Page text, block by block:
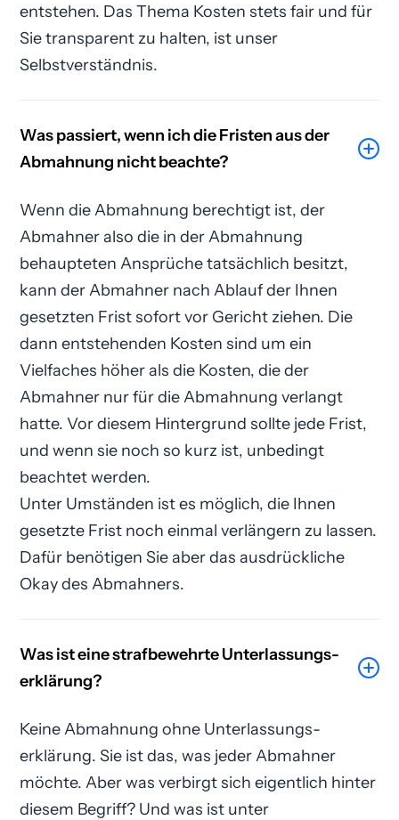
entstehen. Das Thema Kosten stets fair und für
Sie transparent zu halten, ist unser
Selbstverständnis.
Was passiert, wenn ich die Fristen aus der
Abmahnung nicht beachte?
Wenn die Abmahnung berechtigt ist, der
Abmahner also die in der Abmahnung
behaupteten Ansprüche tatsächlich besitzt,
kann der Abmahner nach Ablauf der Ihnen
gesetzten Frist sofort vor Gericht ziehen. Die
dann entstehenden Kosten sind um ein
Vielfaches höher als die Kosten, die der
Abmahner nur für die Abmahnung verlangt
hatte. Vor diesem Hintergrund sollte jede Frist,
und wenn sie noch so kurz ist, unbedingt
beachtet werden.
Unter Umständen ist es möglich, die Ihnen
gesetzte Frist noch einmal verlängern zu lassen.
Dafür benötigen Sie aber das ausdrückliche
Okay des Abmahners.
Was ist eine strafbewehrte Unterlassungs­
erklärung?
Keine Abmahnung ohne Unterlassungs­
erklärung. Sie ist das, was jeder Abmahner
möchte. Aber was verbirgt sich eigentlich hinter
diesem Begriff? Und was ist unter